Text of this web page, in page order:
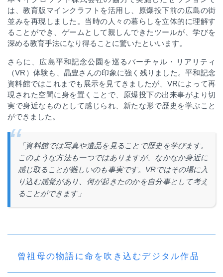
は、教育版マインクラフトを活用し、原爆投下前の広島の街
並みを再現しました。当時の人々の暮らしを立体的に理解す
ることができ、ゲームとして親しんできたツールが、学びを
深める教育手法になり得ることに驚いたといいます。
さらに、広島平和記念公園を巡るバーチャル・リアリティ
（VR ）体験も、晶豊さんの印象に強く残りました。平和記念
資料館ではこれまでも展示を見てきましたが、 VRによって再
現された空間に身を置くことで、原爆投下の出来事がより切
実で身近なものとして感じられ、新たな形で歴史を学ぶこと
ができました。
「資料館では写真や遺品を見ることで歴史を学びます。
このような方法も一つではありますが、なかなか身近に
感じ取ることが難しいのも事実です。 VRではその場に入
り込む感覚があり、何が起きたのかを自分事として考え
ることができます」
曾祖母の物語に命を吹き込むデジタル作品